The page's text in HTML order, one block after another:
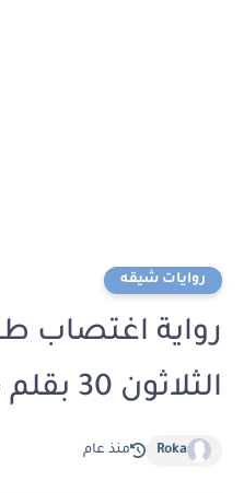
روايات شيقه
رواية اغتصاب
الثلاثون 30 بقلم هدير مصطفى
Roka منذ عام